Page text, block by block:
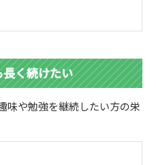
く続けたい
味や勉強を継続したい方の栄